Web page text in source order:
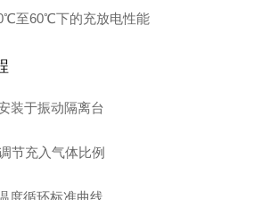
至60℃下的充放电性能
装于振动隔离台
节充入气体比例
度循环标准曲线